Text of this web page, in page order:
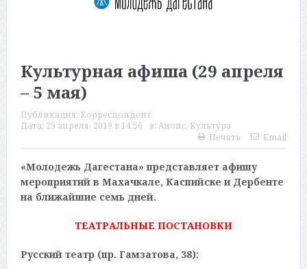
Культурная афиша (29 апреля
– 5 мая)
Публикация: Корреспондент
Дата: 29 апреля, 2019 в 14:56 в: Анонс, Культура
Печать
Email
«Молодежь Дагестана» представляет афишу
мероприятий в Махачкале, Каспийске и Дербенте
на ближайшие семь дней.
ТЕАТРАЛЬНЫЕ ПОСТАНОВКИ
Русский театр (пр. Гамзатова, 38):